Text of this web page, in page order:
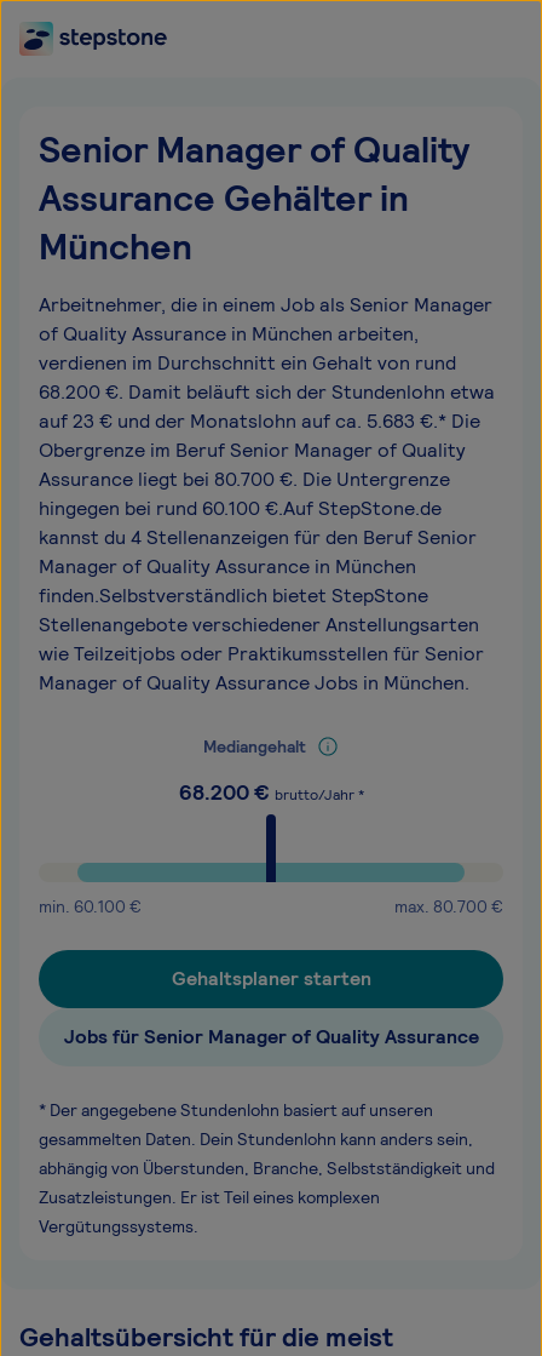
Senior Manager of Quality
Assurance Gehälter in
München
Arbeitnehmer, die in einem Job als Senior Manager
of Quality Assurance in München arbeiten,
verdienen im Durchschnitt ein Gehalt von rund
68.200 €. Damit beläuft sich der Stundenlohn etwa
auf 23 € und der Monatslohn auf ca. 5.683 €.* Die
Obergrenze im Beruf Senior Manager of Quality
Assurance liegt bei 80.700 €. Die Untergrenze
hingegen bei rund 60.100 €.Auf StepStone.de
kannst du 4 Stellenanzeigen für den Beruf Senior
Manager of Quality Assurance in München
finden.Selbstverständlich bietet StepStone
Stellenangebote verschiedener Anstellungsarten
wie Teilzeitjobs oder Praktikumsstellen für Senior
Manager of Quality Assurance Jobs in München.
Mediangehalt
68.200€ brutto/Jahr *
min. 60.100 € max. 80.700 €
Gehaltsplaner starten
Jobs für Senior Manager of Quality Assurance
* Der angegebene Stundenlohn basiert auf unseren
gesammelten Daten. Dein Stundenlohn kann anders sein,
abhängig von Überstunden, Branche, Selbstständigkeit und
Zusatzleistungen. Er ist Teil eines komplexen
Vergütungssystems.
Gehaltsübersicht für die meist